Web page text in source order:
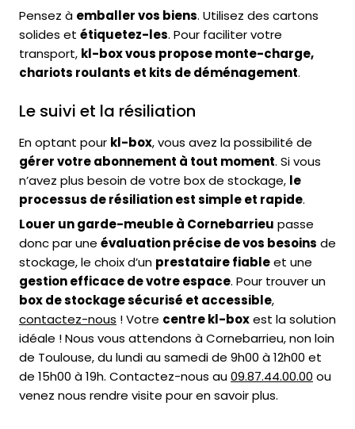
Pensez à emballer vos biens. Utilisez des cartons
solides et étiquetez-les. Pour faciliter votre
transport, kl-box vous propose monte-charge,
chariots roulants et kits de déménagement.
Le suivi et la résiliation
En optant pour kl-box, vous avez la possibilité de
gérer votre abonnement à tout moment. Si vous
n’avez plus besoin de votre box de stockage, le
processus de résiliation est simple et rapide.
Louer un garde-meuble à Cornebarrieu passe
donc par une évaluation précise de vos besoins de
stockage, le choix d’un prestataire fiableet une
gestion efficace de votre espace. Pour trouver un
box de stockage sécurisé et accessible,
contactez-nous ! Votre centre kl-boxest la solution
idéale ! Nous vous attendons à Cornebarrieu, non loin
de Toulouse, du lundi au samedi de 9h00 à 12h00 et
de 15h00 à 19h. Contactez-nous au09.87.44.00.00 ou
venez nous rendre visite pour en savoir plus.